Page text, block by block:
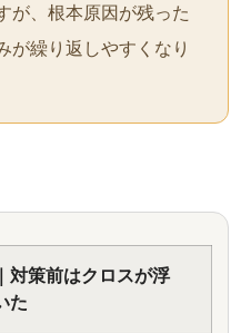
が、根本原因が残った
が繰り返しやすくなり
対策前はクロスが浮
た